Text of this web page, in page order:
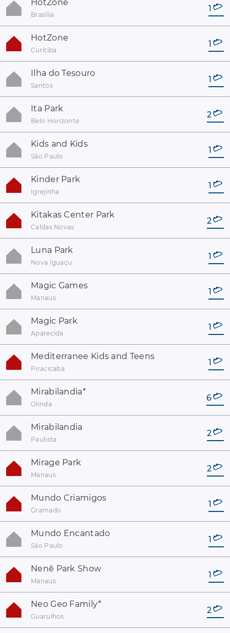
HotZone
Brasília
1
HotZone
Curitiba
1
Ilha do Tesouro
Santos
1
Ita Park
Belo Horizonte
2
Kids and Kids
São Paulo
1
Kinder Park
Igrejinha
1
Kitakas Center Park
Caldas Novas
2
Luna Park
Nova Iguaçu
1
Magic Games
Manaus
1
Magic Park
Aparecida
1
Mediterranee Kids and Teens
Piracicaba
1
Mirabilandia*
Olinda
6
Mirabilandia
Paulista
2
Mirage Park
Manaus
2
Mundo Criamigos
Gramado
1
Mundo Encantado
São Paulo
1
Nenê Park Show
Manaus
1
Neo Geo Family*
Guarulhos
2